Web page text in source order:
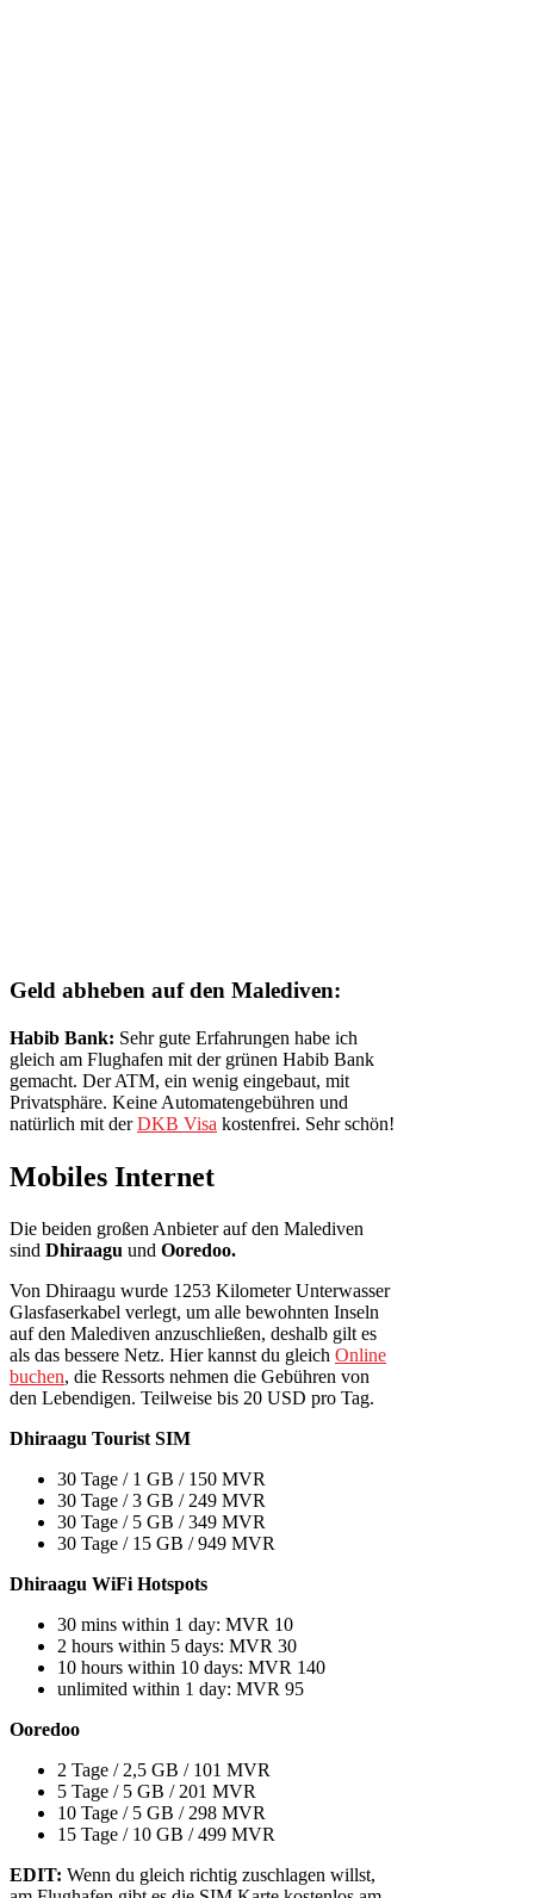
Geld abheben auf den Malediven:
Habib Bank: Sehr gute Erfahrungen habe ich
gleich am Flughafen mit der grünen Habib Bank
gemacht. Der ATM, ein wenig eingebaut, mit
Privatsphäre. Keine Automatengebühren und
natürlich mit derDKB Visa kostenfrei. Sehr schön!
Mobiles Internet
Die beiden großen Anbieter auf den Malediven
sind Dhiraagu und Ooredoo.
Von Dhiraagu wurde 1253 Kilometer Unterwasser
Glasfaserkabel verlegt, um alle bewohnten Inseln
auf den Malediven anzuschließen, deshalb gilt es
als das bessere Netz. Hier kannst du gleich Online
buchen, die Ressorts nehmen die Gebühren von
den Lebendigen. Teilweise bis 20 USD pro Tag.
Dhiraagu Tourist SIM
30 Tage / 1 GB / 150 MVR
30 Tage / 3 GB / 249 MVR
30 Tage / 5 GB / 349 MVR
30 Tage / 15 GB / 949 MVR
Dhiraagu WiFi Hotspots
30 mins within 1 day: MVR 10
2 hours within 5 days: MVR 30
10 hours within 10 days: MVR 140
unlimited within 1 day: MVR 95
Ooredoo
2 Tage / 2,5 GB / 101 MVR
5 Tage / 5 GB / 201 MVR
10 Tage / 5 GB / 298 MVR
15 Tage / 10 GB / 499 MVR
EDIT: Wenn du gleich richtig zuschlagen willst,